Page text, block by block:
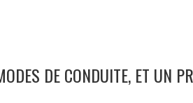
DE CONDUITE, ET UN